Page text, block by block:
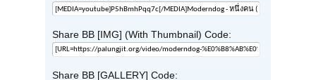
Share BB [IMG] (With Thumbnail) Code:
Share BB [GALLERY] Code: